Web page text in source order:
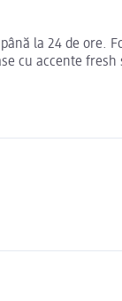
la 24 de ore.
cu accente